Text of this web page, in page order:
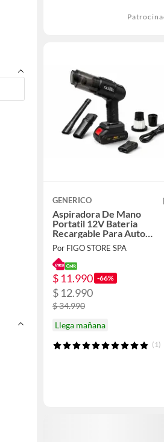
GENERICO
Aspiradora De Mano
Portatil 12V Bateria
Recargable Para Auto
Hogar
Por FIGO STORE SPA
$ 11.990 -66%
$ 12.990
$ 34.990
Llega mañana
(1)